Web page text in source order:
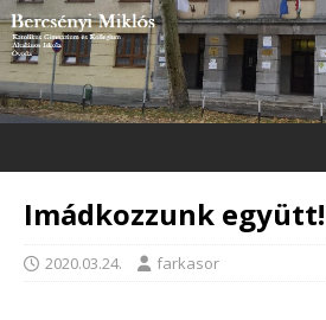
Imádkozzunk együtt!
2020.03.24. farkasor